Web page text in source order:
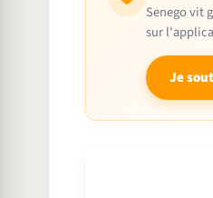
Senego vit
sur
Je